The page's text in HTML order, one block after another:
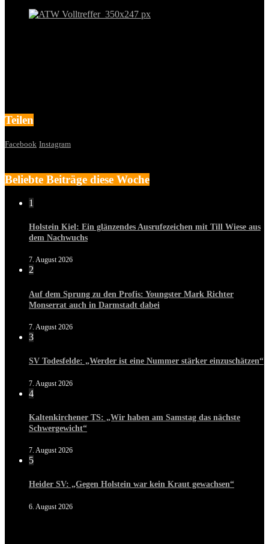
Teilen
Facebook Instagram
Beliebte Beiträge diese Woche
1
Holstein Kiel: Ein glänzendes Ausrufezeichen mit Till Wiese aus
dem Nachwuchs
7. August 2026
2
Auf dem Sprung zu den Profis: Youngster Mark Richter
Monserrat auch in Darmstadt dabei
7. August 2026
3
SV Todesfelde: „Werder ist eine Nummer stärker einzuschätzen“
7. August 2026
4
Kaltenkirchener TS: „Wir haben am Samstag das nächste
Schwergewicht“
7. August 2026
5
Heider SV: „Gegen Holstein war kein Kraut gewachsen“
6. August 2026